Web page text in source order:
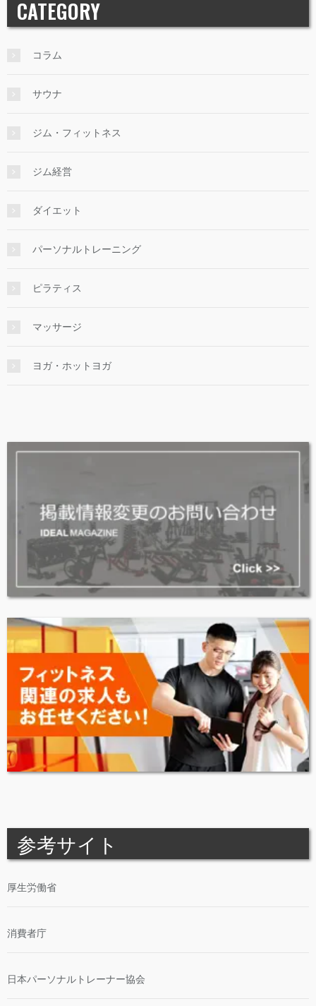
CATEGORY
コラム
サウナ
ジム・フィットネス
ジム経営
ダイエット
パーソナルトレーニング
ピラティス
マッサージ
ヨガ・ホットヨガ
参考サイト
厚生労働省
消費者庁
日本パーソナルトレーナー協会